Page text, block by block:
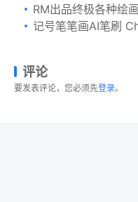
RM出品终极各种绘画
记号笔笔画AI笔刷
评论
要发表评论，您必须先登录。